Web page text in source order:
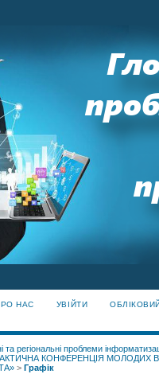
НАС УВІЙТИ
та регіональні проблеми
КОНФЕРЕНЦІЯ МОЛОДИХ
> Графік